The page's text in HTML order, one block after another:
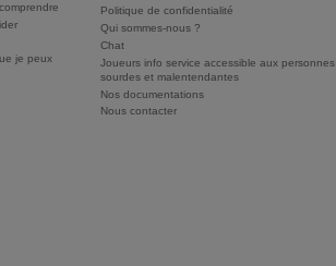
je peux
Politique de confidentialité
Qui sommes-nous ?
Chat
Joueurs info service accessible aux personnes
sourdes et malentendantes
Nos documentations
Nous contacter